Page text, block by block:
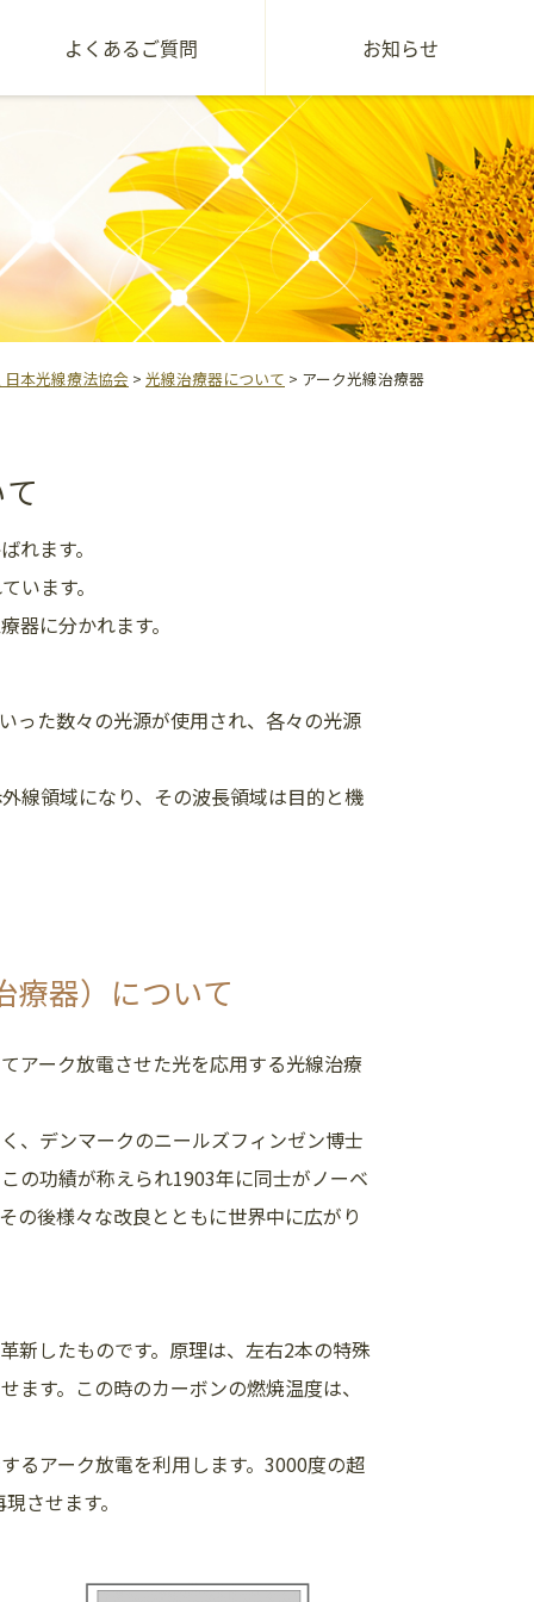
よくあるご質問 お知らせ
本光線療法協会 > 光線治療器について > アーク光線治療器
れます。
います。
器に分かれます。
った数々の光源が使用され、各々の光源
線領域になり、その波長領域は目的と機
療器）について
アーク放電させた光を応用する光線治療
、デンマークのニールズフィンゼン博士
の功績が称えられ1903年に同士がノーベ
の後様々な改良とともに世界中に広がり
新したものです。原理は、左右2本の特殊
す。この時のカーボンの燃焼温度は、
るアーク放電を利用します。3000度の超
させます。